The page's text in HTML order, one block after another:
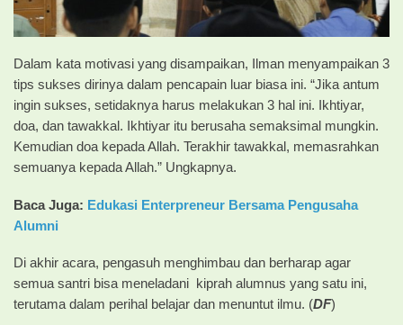
Dalam kata motivasi yang disampaikan, Ilman menyampaikan 3
tips sukses dirinya dalam pencapain luar biasa ini. “Jika antum
ingin sukses, setidaknya harus melakukan 3 hal ini. Ikhtiyar,
doa, dan tawakkal. Ikhtiyar itu berusaha semaksimal mungkin.
Kemudian doa kepada Allah. Terakhir tawakkal, memasrahkan
semuanya kepada Allah.” Ungkapnya.
Baca Juga: Edukasi Enterpreneur Bersama Pengusaha
Alumni
Di akhir acara, pengasuh menghimbau dan berharap agar
semua santri bisa meneladani kiprah alumnus yang satu ini,
terutama dalam perihal belajar dan menuntut ilmu. (DF)